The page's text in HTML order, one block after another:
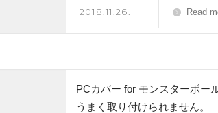
2018.11.26. Read
PCカバー for モンスターボー
うまく取り付けられません。